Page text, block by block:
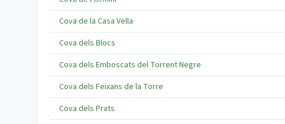
Cova de la Casa Vella
Cova dels Blocs
Cova dels Emboscats del Torrent Negre
Cova dels Feixans de la Torre
Cova dels Prats